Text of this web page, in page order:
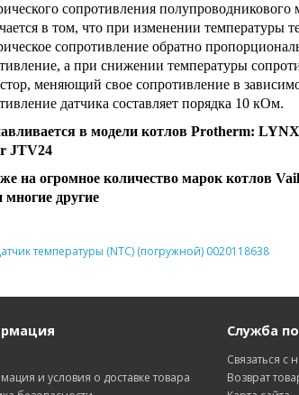
сопротивления
в том, что при изменении температуры
сопротивление обратно
а при снижении температуры
меняющий свое сопротивление в
датчика составляет порядка 10 кОм.
в модели котлов Protherm:
JTV24
на огромное количество марок котлов
многие другие
температуры (NTC) (погружной) 0020118638
и условия о доставке товара
Служба
Связаться с
Возврат